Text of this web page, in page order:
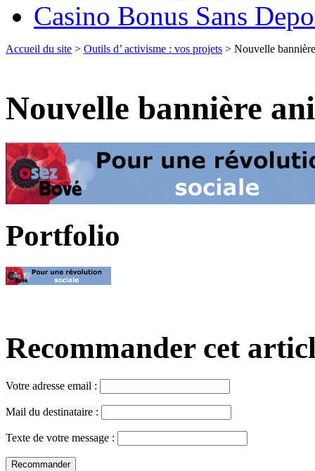
Casino Bonus Sans
Accueil du site > Outils d’ activisme : vos projets > Nouvelle
Nouvelle bannière
Portfolio
Recommander cet
Votre adresse email :
Mail du destinataire :
Texte de votre message :